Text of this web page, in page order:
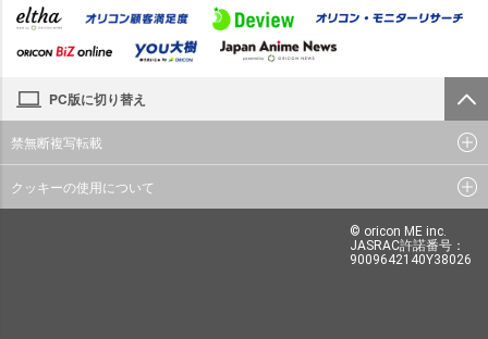
PC版に切り替え
禁無断複写転載
クッキーの使用について
© oricon ME inc.
JASRAC許諾番号：
9009642140Y38026